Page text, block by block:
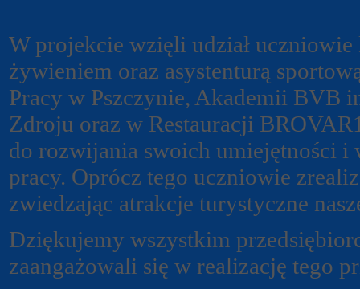
W projekcie wzięli udział
żywieniem oraz asystenturą
Pracy w Pszczynie, Akademii BVB
Zdroju oraz w Restauracji
do rozwijania swoich umiejętności
pracy. Oprócz tego uczniowie
zwiedzając atrakcje turystyczne
Dziękujemy wszystkim
zaangażowali się w realizację tego